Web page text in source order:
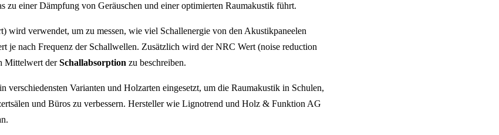
zu einer Dämpfung von Geräuschen und einer optimierten Raumakustik führt.
wird verwendet, um zu messen, wie viel Schallenergie von den Akustikpaneelen
je nach Frequenz der Schallwellen. Zusätzlich wird der NRC Wert (noise reduction
Mittelwert derSchallabsorption zu beschreiben.
verschiedensten Varianten und Holzarten eingesetzt, um die Raumakustik in Schulen,
und Büros zu verbessern. Hersteller wie Lignotrend und Holz & Funktion AG